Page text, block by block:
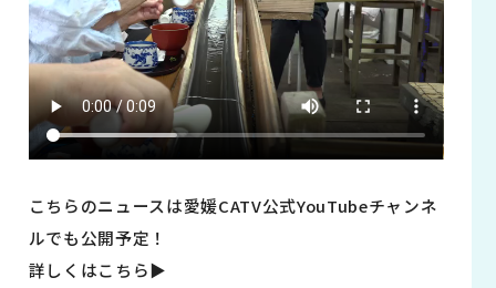
こちらのニュースは愛媛CATV公式YouTubeチャンネ
ルでも公開予定！
詳しくはこちら▶︎